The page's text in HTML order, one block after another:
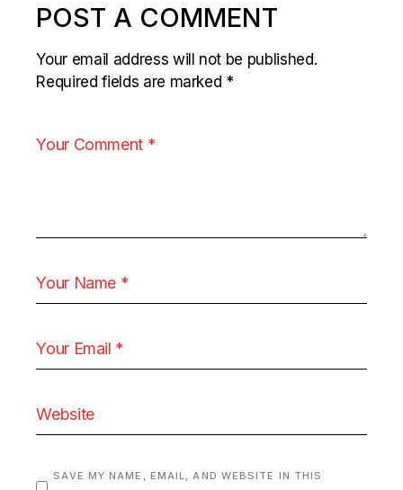
POST A COMMENT
Your email address will not be published.
Required fields are marked *
SAVE MY NAME, EMAIL, AND WEBSITE IN THIS